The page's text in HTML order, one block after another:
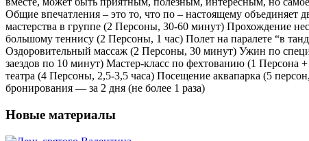
Общие впечатления – это то, что по – настоящему
мастерства в группе (2 Персоны, 30-60 минут) Прохождение
большому теннису (2 Персоны, 1 час) Полет на паралете “в
Оздоровительный массаж (2 Персоны, 30 минут) Ужин по
заездов по 10 минут) Мастер-класс по фехтованию (1 Персона
театра (4 Персоны, 2,5-3,5 часа) Посещение аквапарка (5
бронирования — за 2 дня (не более 1 раза)
Новые материалы